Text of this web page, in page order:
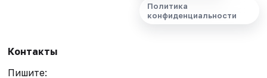
Политика
конфиденциальности
Контакты
Пишите: